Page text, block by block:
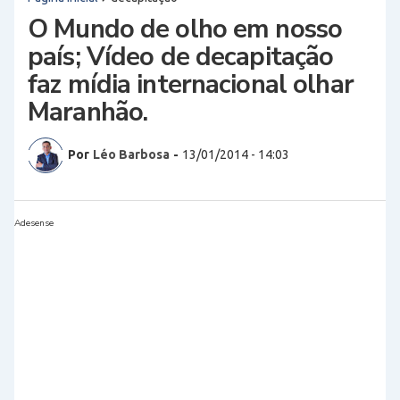
O Mundo de olho em nosso
país; Vídeo de decapitação
faz mídia internacional olhar
Maranhão.
Por Léo Barbosa - 13/01/2014 - 14:03
Adesense